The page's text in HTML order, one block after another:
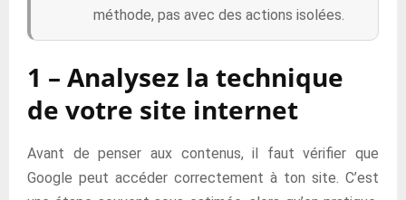
méthode, pas avec des actions isolées.
1 – Analysez la technique
de votre site internet
Avant de penser aux contenus, il faut vérifier que
Google peut accéder correctement à ton site. C’est